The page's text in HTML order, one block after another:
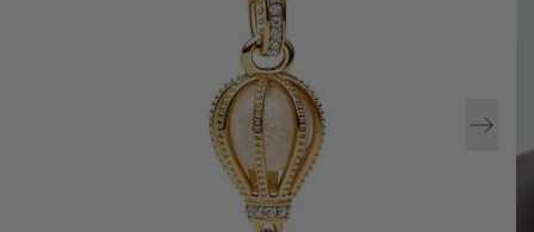
Open
media
1
in
gallery
view